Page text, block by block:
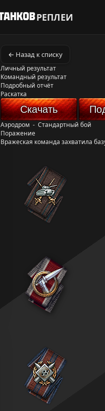
РЕПЛЕИ
← Назад к списку
Личный результат
Командный результат
Подробный отчёт
Раскатка
Скачать
Аэродром - Стандартный бой
Поражение
Вражеская команда захватила